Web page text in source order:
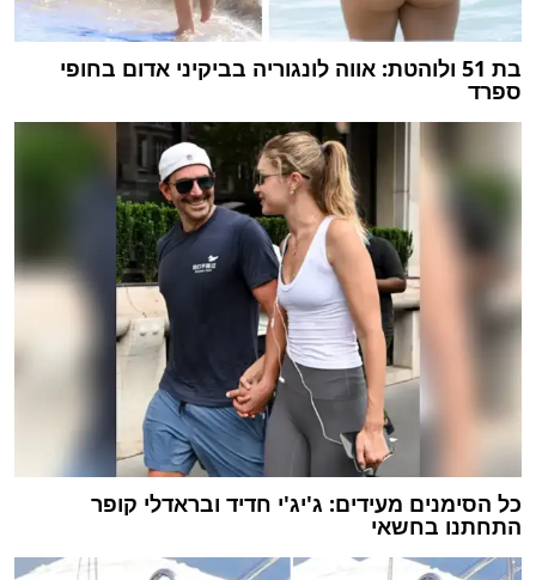
בת 51 ולוהטת: אווה לונגוריה בביקיני אדום בחופי
ספרד
כל הסימנים מעידים: ג'יג'י חדיד ובראדלי קופר
התחתנו בחשאי